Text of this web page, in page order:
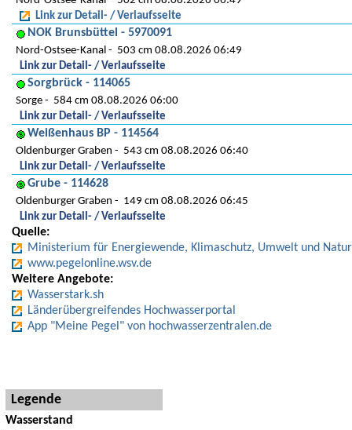
Link zur Detail- / Verlaufsseite
NOK Brunsbüttel - 5970091
Nord-Ostsee-Kanal
503 cm 08.08.2026 06:49
Link zur Detail- / Verlaufsseite
Sorgbrück - 114065
Sorge
584 cm 08.08.2026 06:00
Link zur Detail- / Verlaufsseite
Weißenhaus BP - 114564
Oldenburger Graben
543 cm 08.08.2026 06:40
Link zur Detail- / Verlaufsseite
Grube - 114628
Oldenburger Graben
149 cm 08.08.2026 06:45
Link zur Detail- / Verlaufsseite
Quelle:
Ministerium für Energiewende, Klimaschutz, Umwelt und Natur
www.pegelonline.wsv.de
Weitere Angebote:
Wasserstark.sh
Länderübergreifendes Hochwasserportal
App "Meine Pegel" von hochwasserzentralen.de
Legende
Wasserstand